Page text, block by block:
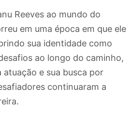
Reeves ao mundo do
em uma época em que ele
sua identidade como
ao longo do caminho,
atuação e sua busca por
continuaram a